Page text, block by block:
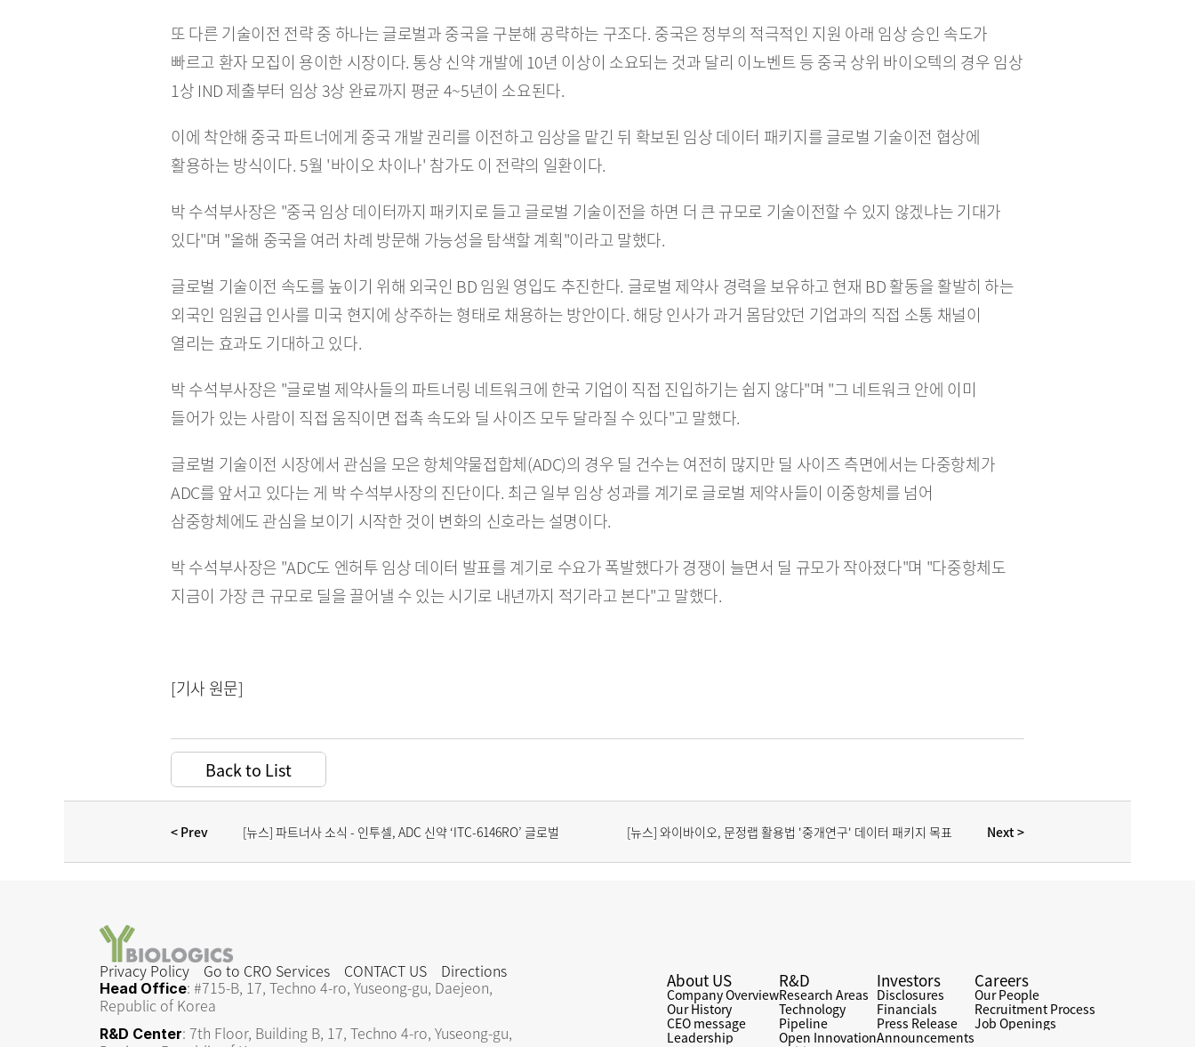
또 다른 기술이전 전략 중 하나는 글로벌과 중국을 구분해 공략하는 구조다. 중국은 정부의 적극적인 지원 아래 임상 승인 속도가
빠르고 환자 모집이 용이한 시장이다. 통상 신약 개발에 10년 이상이 소요되는 것과 달리 이노벤트 등 중국 상위 바이오텍의 경우 임상
1상 IND 제출부터 임상 3상 완료까지 평균 4~5년이 소요된다.
이에 착안해 중국 파트너에게 중국 개발 권리를 이전하고 임상을 맡긴 뒤 확보된 임상 데이터 패키지를 글로벌 기술이전 협상에
활용하는 방식이다. 5월 '바이오 차이나' 참가도 이 전략의 일환이다.
박 수석부사장은 "중국 임상 데이터까지 패키지로 들고 글로벌 기술이전을 하면 더 큰 규모로 기술이전할 수 있지 않겠냐는 기대가
있다"며 "올해 중국을 여러 차례 방문해 가능성을 탐색할 계획"이라고 말했다.
글로벌 기술이전 속도를 높이기 위해 외국인 BD 임원 영입도 추진한다. 글로벌 제약사 경력을 보유하고 현재 BD 활동을 활발히 하는
외국인 임원급 인사를 미국 현지에 상주하는 형태로 채용하는 방안이다. 해당 인사가 과거 몸담았던 기업과의 직접 소통 채널이
열리는 효과도 기대하고 있다.
박 수석부사장은 "글로벌 제약사들의 파트너링 네트워크에 한국 기업이 직접 진입하기는 쉽지 않다"며 "그 네트워크 안에 이미
들어가 있는 사람이 직접 움직이면 접촉 속도와 딜 사이즈 모두 달라질 수 있다"고 말했다.
글로벌 기술이전 시장에서 관심을 모은 항체약물접합체(ADC)의 경우 딜 건수는 여전히 많지만 딜 사이즈 측면에서는 다중항체가
ADC를 앞서고 있다는 게 박 수석부사장의 진단이다. 최근 일부 임상 성과를 계기로 글로벌 제약사들이 이중항체를 넘어
삼중항체에도 관심을 보이기 시작한 것이 변화의 신호라는 설명이다.
박 수석부사장은 "ADC도 엔허투 임상 데이터 발표를 계기로 수요가 폭발했다가 경쟁이 늘면서 딜 규모가 작아졌다"며 "다중항체도
지금이 가장 큰 규모로 딜을 끌어낼 수 있는 시기로 내년까지 적기라고 본다"고 말했다.
[기사 원문]
Back to List
< Prev
[뉴스] 파트너사 소식 - 인투셀, ADC 신약 ‘ITC-6146RO’ 글로벌
[뉴스] 와이바이오, 문정랩 활용법 '중개연구' 데이터 패키지 목표 Next >
Privacy Policy Go to CRO Services CONTACT US Directions
Head Office: #715-B, 17, Techno 4-ro, Yuseong-gu, Daejeon,
Republic of Korea
R&D Center: 7th Floor, Building B, 17, Techno 4-ro, Yuseong-gu,
About US
Company Overview
Our History
CEO message
Leadership
R&D
Research Areas
Technology
Pipeline
Open Innovation
Investors
Disclosures
Financials
Press Release
Announcements
Careers
Our People
Recruitment Process
Job Openings